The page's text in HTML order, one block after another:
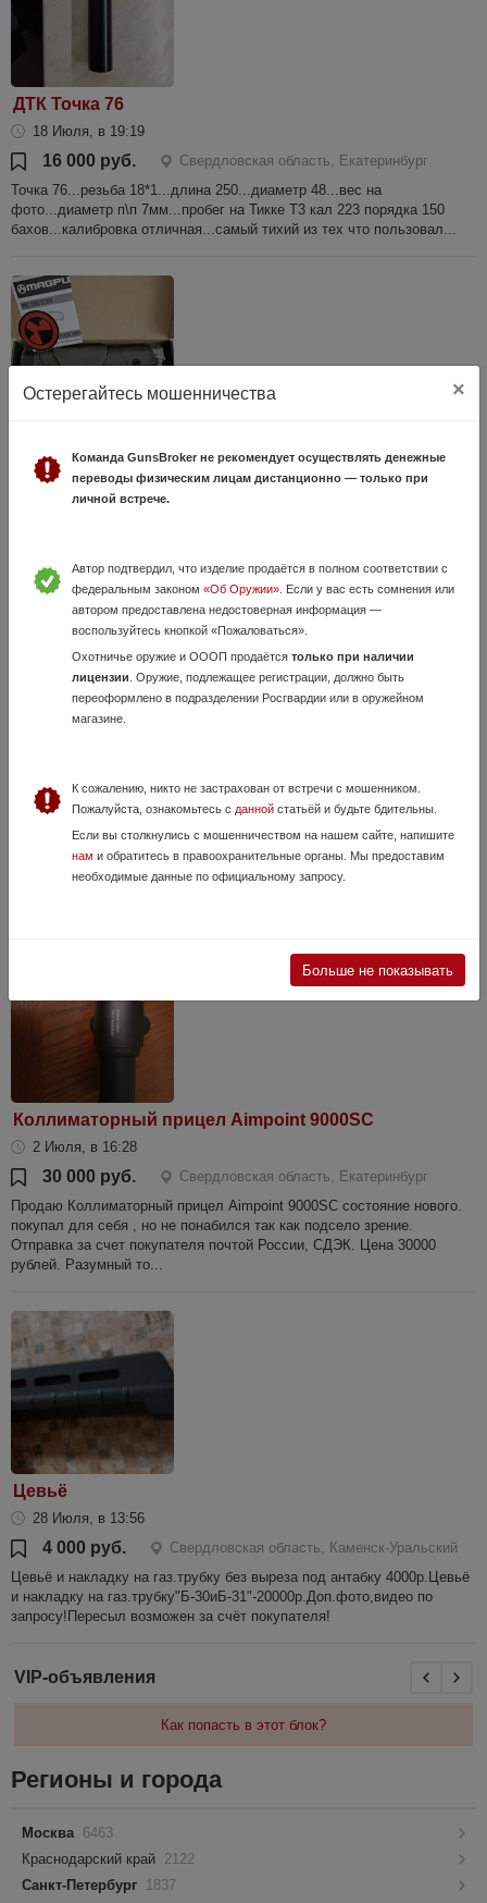
ДТК Точка 76
18 Июля, в 19:19
16 000 руб.
Свердловская область, Екатеринбург
Точка 76...резьба 18*1...длина 250...диаметр 48...вес на
фото...диаметр п\п 7мм...пробег на Тикке Т3 кал 223 порядка 150
бахов...калибровка отличная...самый тихий из тех что пользовал...
Приклад Magpul PRS Gen3
12 Июля, в 20:43
1 Июля, в 11:03
В продаже магазин Benelli Argo 30-06 новый. В наличии в оружейно-
рыболовном центре "Баллистика" г.Екатеринбург, Бориса Ельцина, 2
Коллиматорный прицел Aimpoint 9000SC
2 Июля, в 16:28
30 000 руб.
Свердловская область, Екатеринбург
Продаю Коллиматорный прицел Aimpoint 9000SC состояние нового.
покупал для себя , но не понабился так как подсело зрение.
Отправка за счет покупателя почтой России, СДЭК. Цена 30000
рублей. Разумный то...
Цевьё
28 Июля, в 13:56
4 000 руб.
Свердловская область, Каменск-Уральский
Цевьё и накладку на газ.трубку без выреза под антабку 4000р.Цевьё
и накладку на газ.трубку"Б-30иБ-31"-20000р.Доп.фото,видео по
запросу!Пересыл возможен за счёт покупателя!
Остерегайтесь мошенничества ×
Команда GunsBroker не рекомендует осуществлять денежные
переводы физическим лицам дистанционно — только при
личной встрече.
Автор подтвердил, что изделие продаётся в полном соответствии с
федеральным законом «Об Оружии». Если у вас есть сомнения или
автором предоставлена недостоверная информация —
воспользуйтесь кнопкой «Пожаловаться».
Охотничье оружие и ОООП продаётся только при наличии
лицензии . Оружие, подлежащее регистрации, должно быть
переоформлено в подразделении Росгвардии или в оружейном
магазине.
К сожалению, никто не застрахован от встречи с мошенником.
Пожалуйста, ознакомьтесь с даннойстатьёй и будьте бдительны.
Если вы столкнулись с мошенничеством на нашем сайте, напишите
нам и обратитесь в правоохранительные органы. Мы предоставим
необходимые данные по официальному запросу.
Больше не показывать
VIP-объявления
Как попасть в этот блок?
Регионы и города
Москва 6463
Краснодарский край 2122
Санкт-Петербург 1837